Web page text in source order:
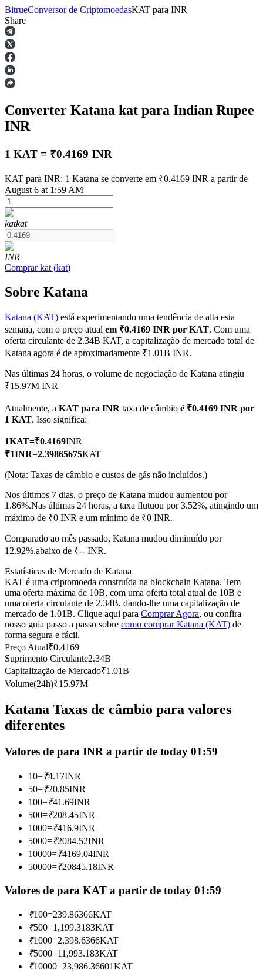
Futuros
Futuros de USDT
Futuros usando USDT como garantia
Futuros COIN-M
Futuros de criptomoeda
TradFi
Futuros de USDC
Futuros usando USDC como garantia
Copiar Trading
Junte-se aos principais traders
Torne-se um Trader de Cópias
Desfrute da partilha de lucros e comissões de copy trading
Informação
Análise de big data, incluindo informações comerciais, etc.
BitrueConversor de CriptomoedasKAT para INR
Share
Converter Katana kat para Indian Rupee
INR
1 KAT = ₹0.4169 INR
KAT para INR: 1 Katana se converte em ₹0.4169 INR a partir de
August 6 at 1:59 AM
katkat
INR
Comprar kat (kat)
Sobre Katana
Katana (KAT) está experimentando uma tendência de alta esta
semana, com o preço atual em ₹0.4169 INR por KAT. Com uma
oferta circulante de 2.34B KAT, a capitalização de mercado total de
Katana agora é de aproximadamente ₹1.01B INR.
Nas últimas 24 horas, o volume de negociação de Katana atingiu
₹15.97M INR
Atualmente, a KAT para INR taxa de câmbio é ₹0.4169 INR por
1 KAT. Isso significa:
1KAT=₹0.4169INR
₹1INR=2.39865675KAT
(Nota: Taxas de câmbio e custos de gás não incluídos.)
Nos últimos 7 dias, o preço de Katana mudou aumentou por
1.86%.Nas últimas 24 horas, a taxa flutuou por 3.52%, atingindo um
máximo de ₹0 INR e um mínimo de ₹0 INR.
Comparado ao mês passado, Katana mudou diminuído por
12.92%.abaixo de ₹-- INR.
Estatísticas de Mercado de Katana
KAT é uma criptomoeda construída na blockchain Katana. Tem
uma oferta máxima de 10B, com uma oferta total atual de 10B e
uma oferta circulante de 2.34B, dando-lhe uma capitalização de
mercado de 1.01B. Clique aqui para Comprar Agora, ou confira
nosso guia passo a passo sobre como comprar Katana (KAT) de
forma segura e fácil.
Preço Atual₹0.4169
Suprimento Circulante2.34B
Capitalização de Mercado₹1.01B
Volume(24h)₹15.97M
Katana Taxas de câmbio para valores
diferentes
Valores de para INR a partir de today 01:59
10=₹4.17INR
50=₹20.85INR
100=₹41.69INR
500=₹208.45INR
1000=₹416.9INR
5000=₹2084.52INR
10000=₹4169.04INR
50000=₹20845.18INR
Valores de para KAT a partir de today 01:59
₹100=239.86366KAT
₹500=1,199.3183KAT
₹1000=2,398.6366KAT
₹5000=11,993.183KAT
₹10000=23,986.36601KAT